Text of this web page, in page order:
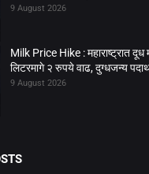
9 August 2026
Milk Price Hike : महाराष्ट्रात
लिटरमागे २ रुपये वाढ, दुग्धजन्य
9 August 2026